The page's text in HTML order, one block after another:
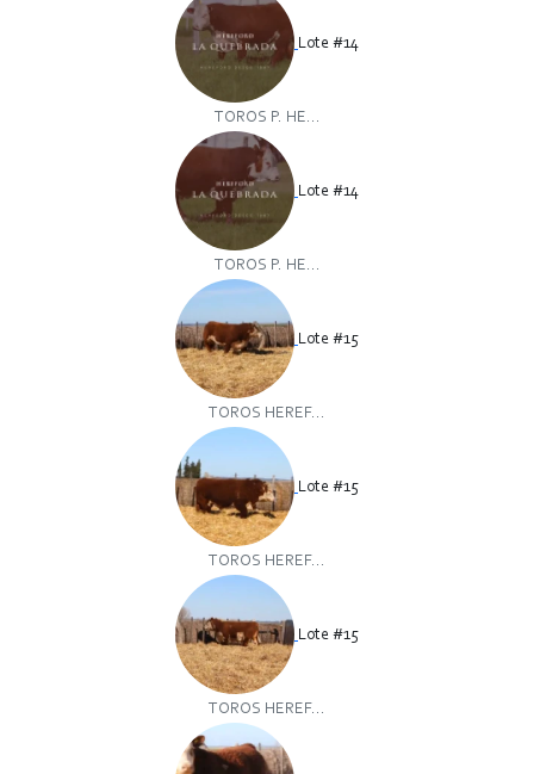
Lote #14
TOROS P. HE...
Lote #14
TOROS P. HE...
Lote #15
TOROS HEREF...
Lote #15
TOROS HEREF...
Lote #15
TOROS HEREF...